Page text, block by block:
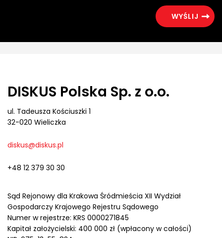
DISKUS Polska Sp. z o.o.
ul. Tadeusza Kościuszki 1
32-020 Wieliczka
diskus@diskus.pl
+48 12 379 30 30
Sąd Rejonowy dla Krakowa Śródmieścia XII Wydział
Gospodarczy Krajowego Rejestru Sądowego
Numer w rejestrze: KRS 0000271845
Kapitał założycielski: 400 000 zł (wpłacony w całości)